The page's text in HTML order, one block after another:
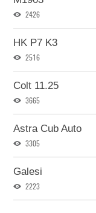
2426
HK P7 K3
2516
Colt 11.25
3665
Astra Cub Auto
3305
Galesi
2223